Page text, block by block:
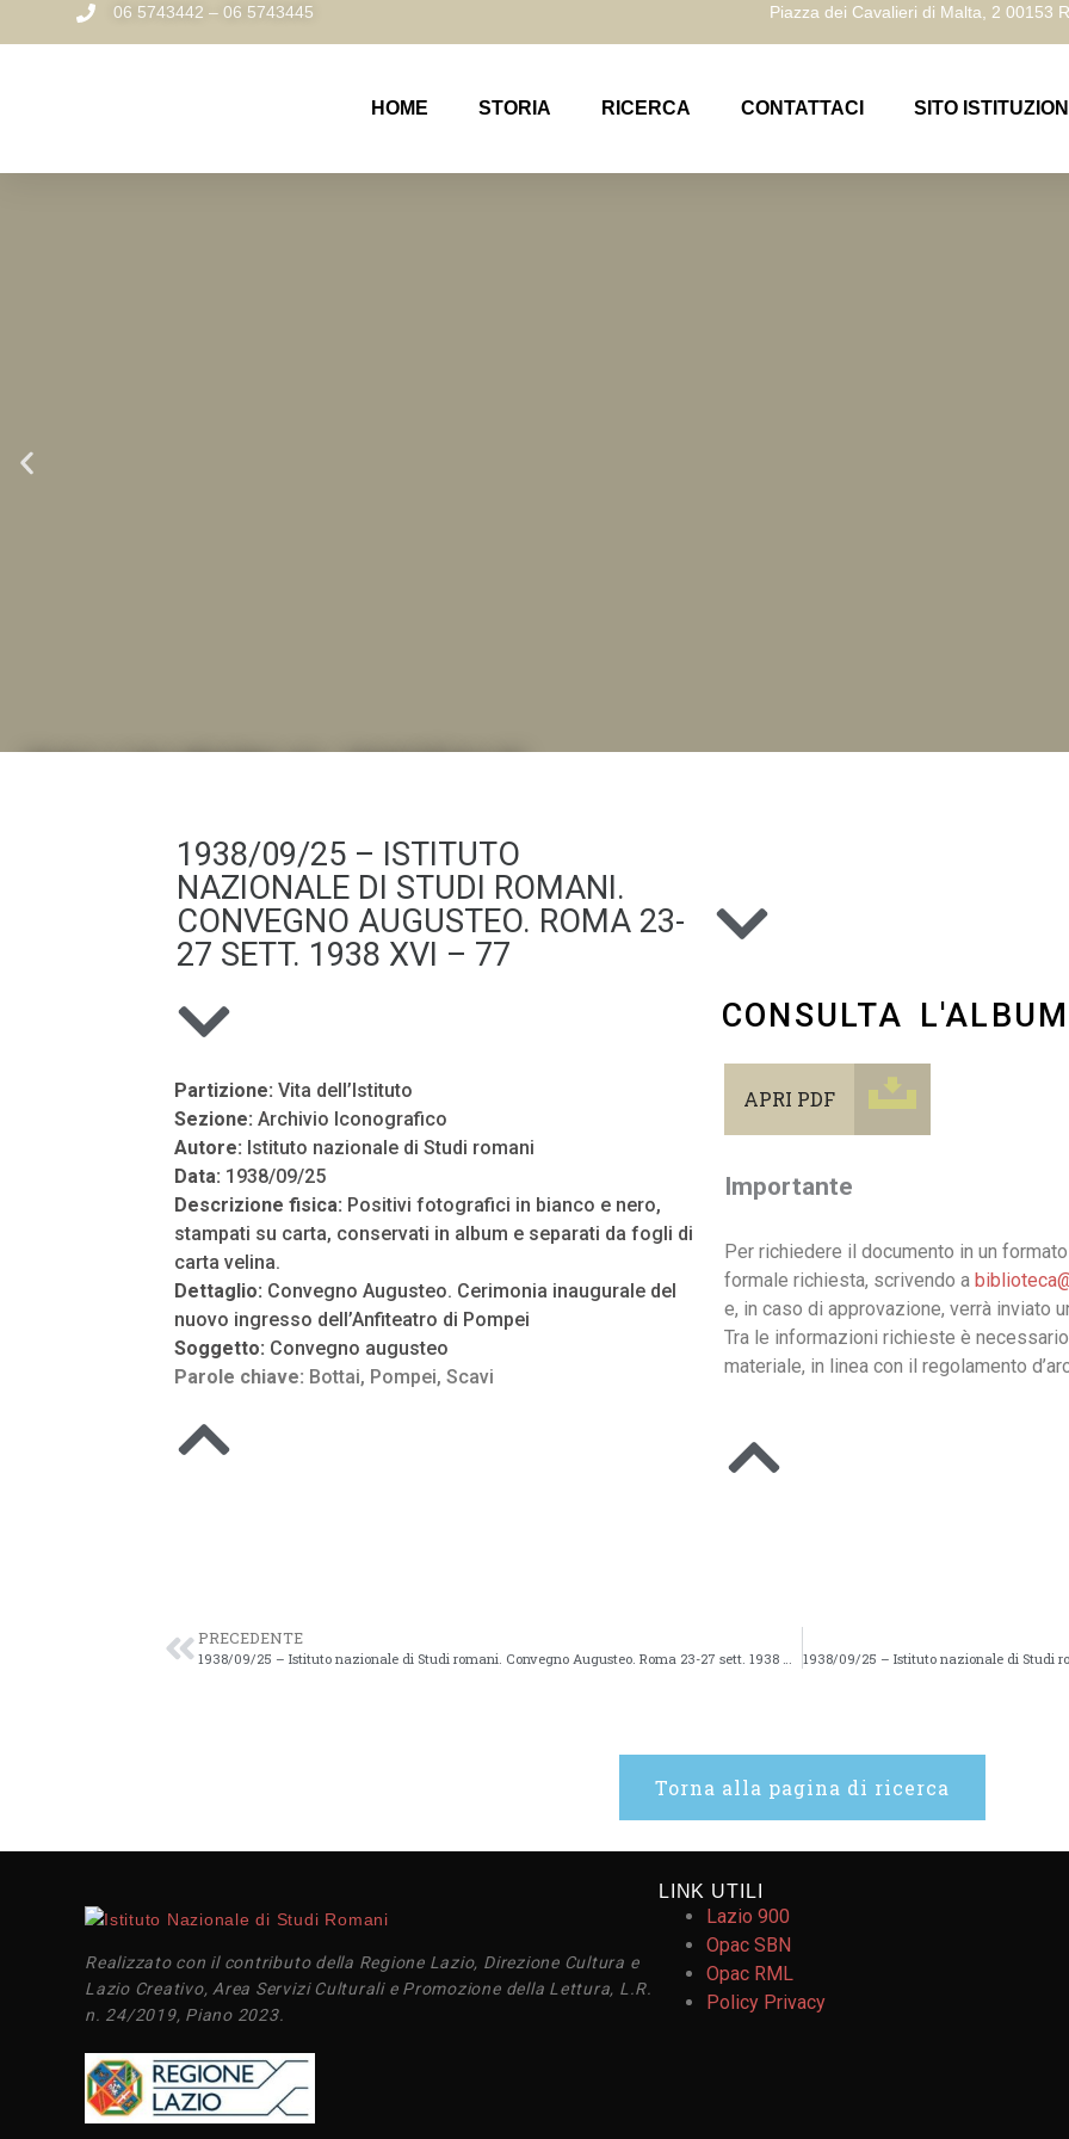
06 5743442 – 06 5743445 Piazza dei Cavalieri di Malta, 2 00153
HOME STORIA RICERCA CONTATTACI SITO
.LA "VITA DELL'ISTITUTO" ATTRAVERSO LE IMMAGINI
1938/09/25 – ISTITUTO
NAZIONALE DI STUDI ROMANI.
CONVEGNO AUGUSTEO. ROMA 23-
27 SETT. 1938 XVI – 77
Partizione: Vita dell’Istituto
Sezione: Archivio Iconografico
Autore: Istituto nazionale di Studi romani
Data: 1938/09/25
Descrizione fisica: Positivi fotografici in bianco e nero,
stampati su carta, conservati in album e separati da fogli di
carta velina.
Dettaglio: Convegno Augusteo. Cerimonia inaugurale del
nuovo ingresso dell’Anfiteatro di Pompei
Soggetto: Convegno augusteo
Parole chiave: Bottai, Pompei, Scavi
CONSULTA L'ALBUM
APRI PDF
Importante
Per richiedere il documento in un
formale richiesta, scrivendo a
e, in caso di approvazione, verrà inviato
Tra le informazioni richieste è
materiale, in linea con il regolamento
PRECEDENTE
1938/09/25 – Istituto nazionale di Studi romani. Convegno Augusteo. Roma 23-27 sett. 1938 XVI – 76v
Torna alla pagina di ricerca
Realizzato con il contributo della Regione Lazio, Direzione Cultura e
Lazio Creativo, Area Servizi Culturali e Promozione della Lettura, L.R.
n. 24/2019, Piano 2023.
LINK UTILI
Lazio 900
Opac SBN
Opac RML
Policy Privacy